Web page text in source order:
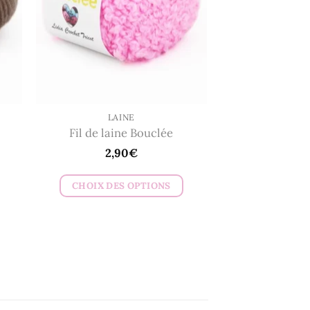
peuvent
être
choisies
sur
du
produit
LAINE
Fil de laine Bouclée
2,90€
CHOIX DES OPTIONS